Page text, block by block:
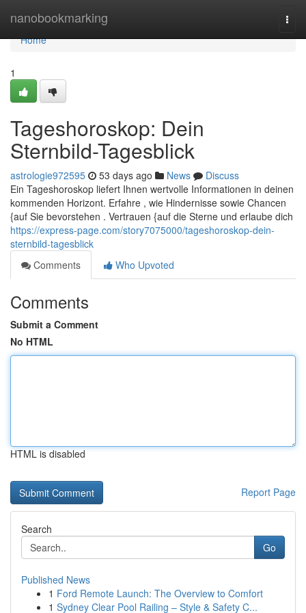
nanobookmarking
Home
Home
1
Tageshoroskop: Dein
Sternbild-Tagesblick
astrologie972595 53 days ago News
Discuss
Ein Tageshoroskop liefert Ihnen wertvolle Informationen in deinen
kommenden Horizont. Erfahre , wie Hindernisse sowie Chancen
{auf Sie bevorstehen . Vertrauen {auf die Sterne und erlaube dich
https://express-page.com/story7075000/tageshoroskop-dein-
sternbild-tagesblick
Comments
Who Upvoted
Comments
Submit a Comment
No HTML
HTML is disabled
Report Page
Search
Go
Published News
1 Ford Remote Launch: The Overview to Comfort
1 Sydney Clear Pool Railing – Style & Safety C...